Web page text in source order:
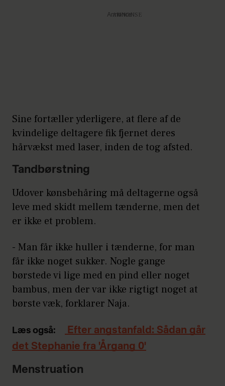
Annonce
Sine fortæller yderligere, at flere af de
kvindelige deltagere fik fjernet deres
hårvækst med laser, inden de tog afsted.
Tandbørstning
Udover kønsbehåring må deltagerne også
leve med skidt mellem tænderne, men det
er ikke et problem.
- Man får ikke huller i tænderne, for man
får ikke noget sukker. Nogle gange
børstede vi lige med en pind eller noget
bambus, men der var ikke rigtigt noget at
børste væk, forklarer Naja.
Læs også:
Efter angstanfald: Sådan går
det Stephanie fra 'Årgang 0'
Menstruation